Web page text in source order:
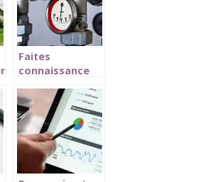
Faites
connaissance
différents types
de chauffage
sur le marché